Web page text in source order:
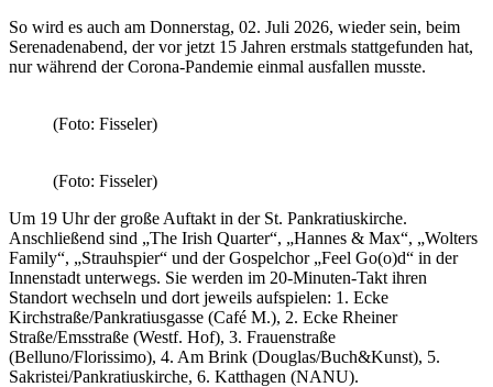
So wird es auch am Donnerstag, 02. Juli 2026, wieder sein, beim
Serenadenabend, der vor jetzt 15 Jahren erstmals stattgefunden hat,
nur während der Corona-Pandemie einmal ausfallen musste.
(Foto: Fisseler)
(Foto: Fisseler)
Um 19 Uhr der große Auftakt in der St. Pankratiuskirche.
Anschließend sind „The Irish Quarter“, „Hannes & Max“, „Wolters
Family“, „Strauhspier“ und der Gospelchor „Feel Go(o)d“ in der
Innenstadt unterwegs. Sie werden im 20-Minuten-Takt ihren
Standort wechseln und dort jeweils aufspielen: 1. Ecke
Kirchstraße/Pankratiusgasse (Café M.), 2. Ecke Rheiner
Straße/Emsstraße (Westf. Hof), 3. Frauenstraße
(Belluno/Florissimo), 4. Am Brink (Douglas/Buch&Kunst), 5.
Sakristei/Pankratiuskirche, 6. Katthagen (NANU).